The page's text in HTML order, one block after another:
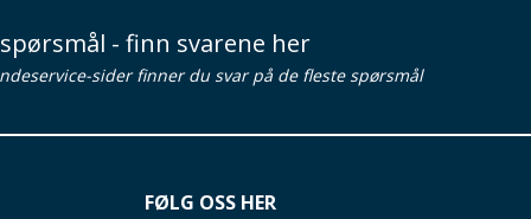
- finn svarene her
sider finner du svar på de fleste spørsmål
FØLG OSS HER